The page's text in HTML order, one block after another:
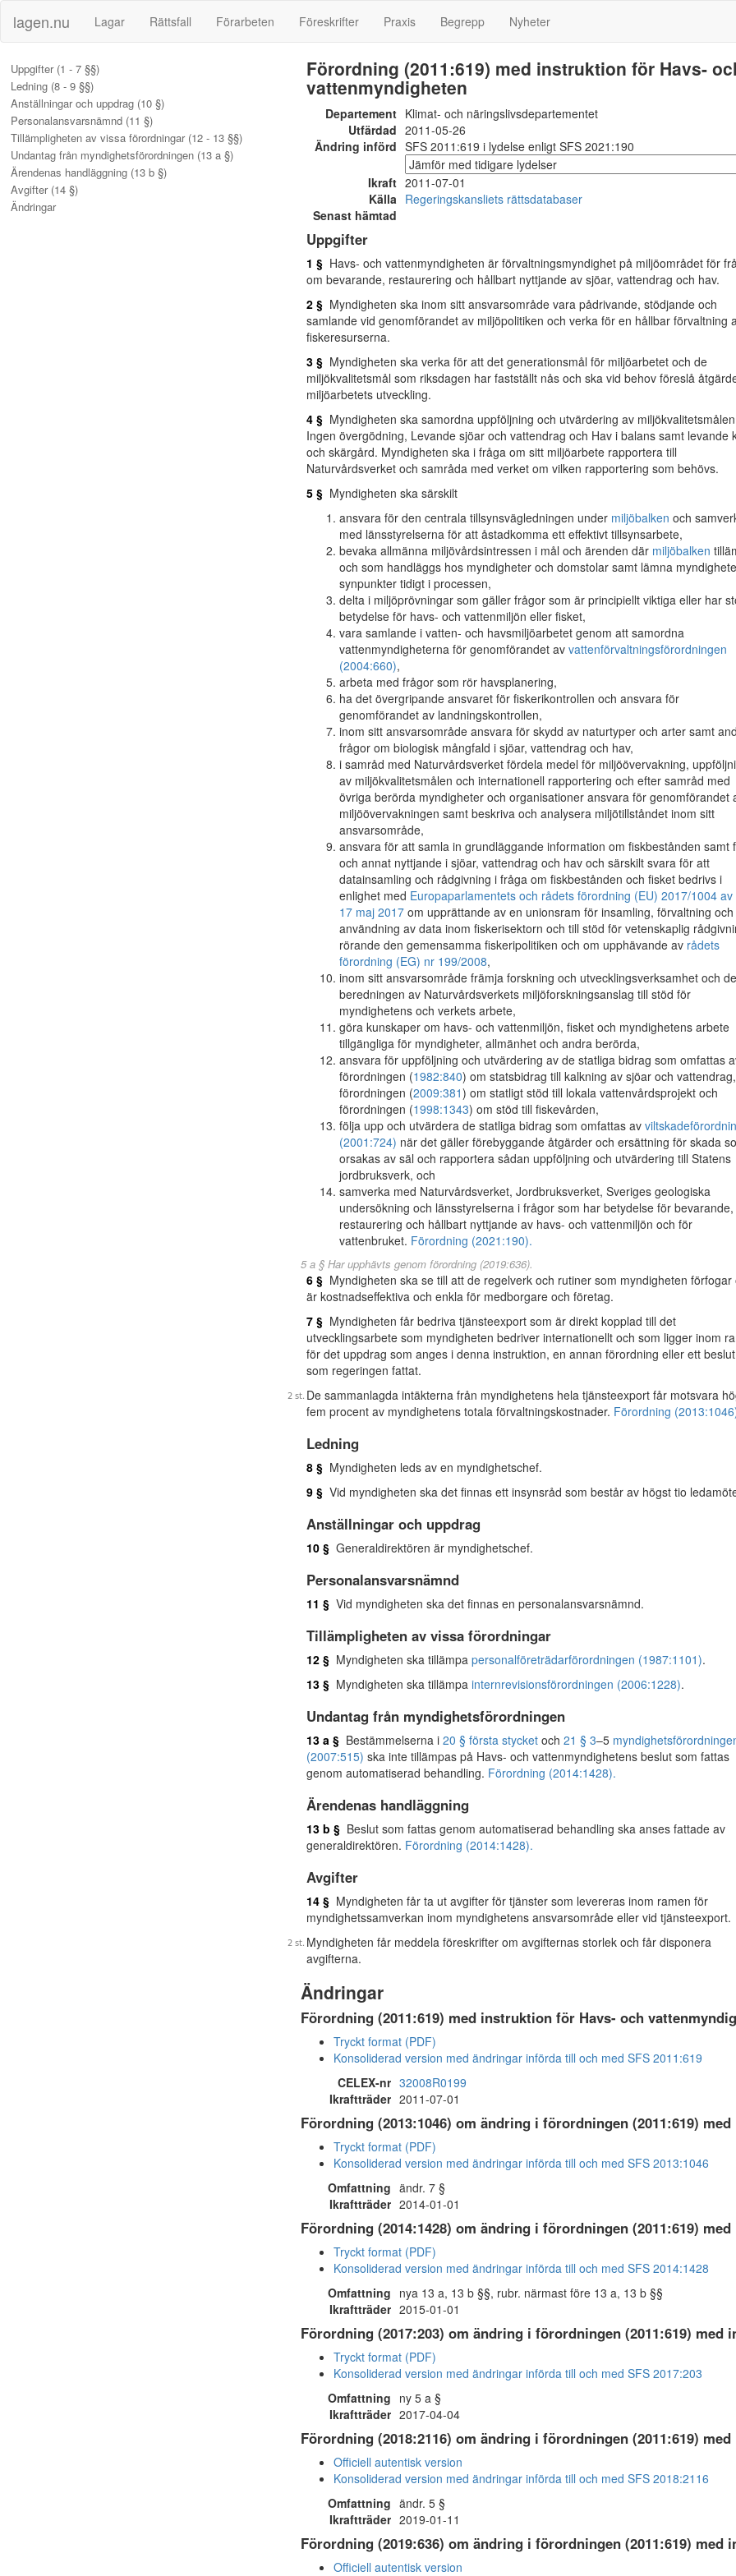
lagen.nu Lagar Rättsfall Förarbeten Föreskrifter Praxis Begrepp Nyheter
Uppgifter (1 - 7 §§)
Ledning (8 - 9 §§)
Anställningar och uppdrag (10 §)
Personalansvarsnämnd (11 §)
Tillämpligheten av vissa förordningar (12 - 13 §§)
Undantag från myndighetsförordningen (13 a §)
Ärendenas handläggning (13 b §)
Avgifter (14 §)
Ändringar
Förordning (2011:619) med instruktion för Havs-
vattenmyndigheten
Departement Klimat- och näringslivsdepartementet
Utfärdad 2011-05-26
Ändring införd SFS 2011:619 i lydelse enligt SFS 2021:190
Ikraft 2011-07-01
Källa Regeringskansliets rättsdatabaser
Senast hämtad
Uppgifter
1 § Havs- och vattenmyndigheten är förvaltningsmyndighet på miljöområdet för
om bevarande, restaurering och hållbart nyttjande av sjöar, vattendrag och hav.
2 § Myndigheten ska inom sitt ansvarsområde vara pådrivande, stödjande och
samlande vid genomförandet av miljöpolitiken och verka för en hållbar förvaltning
fiskeresurserna.
3 § Myndigheten ska verka för att det generationsmål för miljöarbetet och de
miljökvalitetsmål som riksdagen har fastställt nås och ska vid behov föreslå
miljöarbetets utveckling.
4 § Myndigheten ska samordna uppföljning och utvärdering av miljökvalitetsmålen
Ingen övergödning, Levande sjöar och vattendrag och Hav i balans samt levande
och skärgård. Myndigheten ska i fråga om sitt miljöarbete rapportera till
Naturvårdsverket och samråda med verket om vilken rapportering som behövs.
5 § Myndigheten ska särskilt
ansvara för den centrala tillsynsvägledningen under miljöbalken och
med länsstyrelserna för att åstadkomma ett effektivt tillsynsarbete,
bevaka allmänna miljövårdsintressen i mål och ärenden där miljöbalken
och som handläggs hos myndigheter och domstolar samt lämna
synpunkter tidigt i processen,
delta i miljöprövningar som gäller frågor som är principiellt viktiga eller har
betydelse för havs- och vattenmiljön eller fisket,
vara samlande i vatten- och havsmiljöarbetet genom att samordna
vattenmyndigheterna för genomförandet av vattenförvaltningsförordningen
(2004:660),
arbeta med frågor som rör havsplanering,
ha det övergripande ansvaret för fiskerikontrollen och ansvara för
genomförandet av landningskontrollen,
inom sitt ansvarsområde ansvara för skydd av naturtyper och arter samt
frågor om biologisk mångfald i sjöar, vattendrag och hav,
i samråd med Naturvårdsverket fördela medel för miljöövervakning,
av miljökvalitetsmålen och internationell rapportering och efter samråd med
övriga berörda myndigheter och organisationer ansvara för genomförandet
miljöövervakningen samt beskriva och analysera miljötillståndet inom sitt
ansvarsområde,
ansvara för att samla in grundläggande information om fiskbestånden samt
och annat nyttjande i sjöar, vattendrag och hav och särskilt svara för att
datainsamling och rådgivning i fråga om fiskbestånden och fisket bedrivs i
enlighet med Europaparlamentets och rådets förordning (EU) 2017/1004 av
17 maj 2017 om upprättande av en unionsram för insamling, förvaltning och
användning av data inom fiskerisektorn och till stöd för vetenskaplig
rörande den gemensamma fiskeripolitiken och om upphävande av rådets
förordning (EG) nr 199/2008,
inom sitt ansvarsområde främja forskning och utvecklingsverksamhet och
beredningen av Naturvårdsverkets miljöforskningsanslag till stöd för
myndighetens och verkets arbete,
göra kunskaper om havs- och vattenmiljön, fisket och myndighetens arbete
tillgängliga för myndigheter, allmänhet och andra berörda,
ansvara för uppföljning och utvärdering av de statliga bidrag som omfattas
förordningen (1982:840) om statsbidrag till kalkning av sjöar och vattendrag,
förordningen (2009:381) om statligt stöd till lokala vattenvårdsprojekt och
förordningen (1998:1343) om stöd till fiskevården,
följa upp och utvärdera de statliga bidrag som omfattas av
(2001:724) när det gäller förebyggande åtgärder och ersättning för skada
orsakas av säl och rapportera sådan uppföljning och utvärdering till Statens
jordbruksverk, och
samverka med Naturvårdsverket, Jordbruksverket, Sveriges geologiska
undersökning och länsstyrelserna i frågor som har betydelse för bevarande,
restaurering och hållbart nyttjande av havs- och vattenmiljön och för
vattenbruket. Förordning (2021:190).
5 a § Har upphävts genom förordning (2019:636).
6 § Myndigheten ska se till att de regelverk och rutiner som myndigheten förfogar
är kostnadseffektiva och enkla för medborgare och företag.
7 § Myndigheten får bedriva tjänsteexport som är direkt kopplad till det
utvecklingsarbete som myndigheten bedriver internationellt och som ligger inom
för det uppdrag som anges i denna instruktion, en annan förordning eller ett beslut
som regeringen fattat.
De sammanlagda intäkterna från myndighetens hela tjänsteexport får motsvara
fem procent av myndighetens totala förvaltningskostnader. Förordning
Ledning
8 § Myndigheten leds av en myndighetschef.
9 § Vid myndigheten ska det finnas ett insynsråd som består av högst tio
Anställningar och uppdrag
10 § Generaldirektören är myndighetschef.
Personalansvarsnämnd
11 § Vid myndigheten ska det finnas en personalansvarsnämnd.
Tillämpligheten av vissa förordningar
12 § Myndigheten ska tillämpa personalföreträdarförordningen (1987:1101).
13 § Myndigheten ska tillämpa internrevisionsförordningen (2006:1228).
Undantag från myndighetsförordningen
13 a § Bestämmelserna i 20 § första stycket och 21 § 3–5
(2007:515) ska inte tillämpas på Havs- och vattenmyndighetens beslut som fattas
genom automatiserad behandling. Förordning (2014:1428).
Ärendenas handläggning
13 b § Beslut som fattas genom automatiserad behandling ska anses fattade av
generaldirektören. Förordning (2014:1428).
Avgifter
14 § Myndigheten får ta ut avgifter för tjänster som levereras inom ramen för
myndighetssamverkan inom myndighetens ansvarsområde eller vid tjänsteexport.
Myndigheten får meddela föreskrifter om avgifternas storlek och får disponera
avgifterna.
Ändringar
Förordning (2011:619) med instruktion för Havs- och
Tryckt format (PDF)
Konsoliderad version med ändringar införda till och med SFS 2011:619
CELEX-nr 32008R0199
Ikraftträder 2011-07-01
Förordning (2013:1046) om ändring i förordningen (2011:619)
Tryckt format (PDF)
Konsoliderad version med ändringar införda till och med SFS 2013:1046
Omfattning ändr. 7 §
Ikraftträder 2014-01-01
Förordning (2014:1428) om ändring i förordningen (2011:619)
Tryckt format (PDF)
Konsoliderad version med ändringar införda till och med SFS 2014:1428
Omfattning nya 13 a, 13 b §§, rubr. närmast före 13 a, 13 b §§
Ikraftträder 2015-01-01
Förordning (2017:203) om ändring i förordningen (2011:619)
Tryckt format (PDF)
Konsoliderad version med ändringar införda till och med SFS 2017:203
Omfattning ny 5 a §
Ikraftträder 2017-04-04
Förordning (2018:2116) om ändring i förordningen (2011:619)
Officiell autentisk version
Konsoliderad version med ändringar införda till och med SFS 2018:2116
Omfattning ändr. 5 §
Ikraftträder 2019-01-11
Förordning (2019:636) om ändring i förordningen (2011:619)
Officiell autentisk version